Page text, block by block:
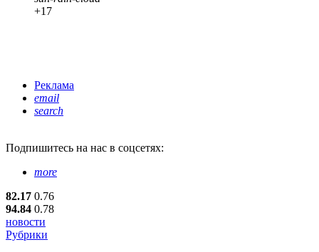
+17
Реклама
email
search
Подпишитесь на нас в соцсетях:
more
82.17 0.76
94.84 0.78
новости
Рубрики